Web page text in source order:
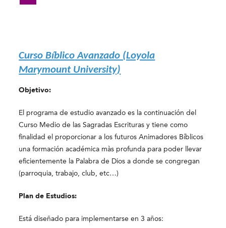
Curso BíblicoAvanzado (Loyola
Marymount University)
Objetivo:
El programa de estudio avanzado es la continuación del
Curso Medio de las Sagradas Escrituras y tiene como
finalidad el proporcionar a los futuros Animadores Bíblicos
una formación académica màs profunda para poder llevar
eficientemente la Palabra de Dios a donde se congregan
(parroquia, trabajo, club, etc…)
Plan de Estudios:
Está diseñado para implementarse en 3 años: